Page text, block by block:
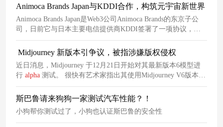
Animoca Brands Japan与KDDI合作，构筑元宇宙新世界
Animoca Brands Japan是Web3公司Animoca Brands的东京子公
司，日前它与日本主要电信提供商KDDI签署了一项协议，以
加快Web3的采用。 此次携手合作，旨在借助Animoca
Mocaverse与αU（Alpha U）两大平台，为全球用户精心打造一
场无缝衔接且充满互动性的Web3游戏、文化与娱乐盛宴。两大
平台均致力于构筑一个虚拟与现实交织的元宇宙娱乐新世界，
Midjourney 新版本引争议，被指涉嫌版权侵权
近日消息，Midjourney 于12月21日开始对其最新版本6模型进
行 alpha 测试。 很快有艺术家指出其使用Midjourney V6版本生
出的画作疑似抄袭。 艺术家Reid Southen，在使用关键词测试
Midjourney时发现，生成的图像与多部电影中的场景几乎一模
一样。 该名艺术家指出，他在使用关键词“Joaquin Phoenix
Joker movie，
斯巴鲁请来狗狗一家测试汽车性能？！
小狗帮你测试过了，小狗也认证斯巴鲁的安全性